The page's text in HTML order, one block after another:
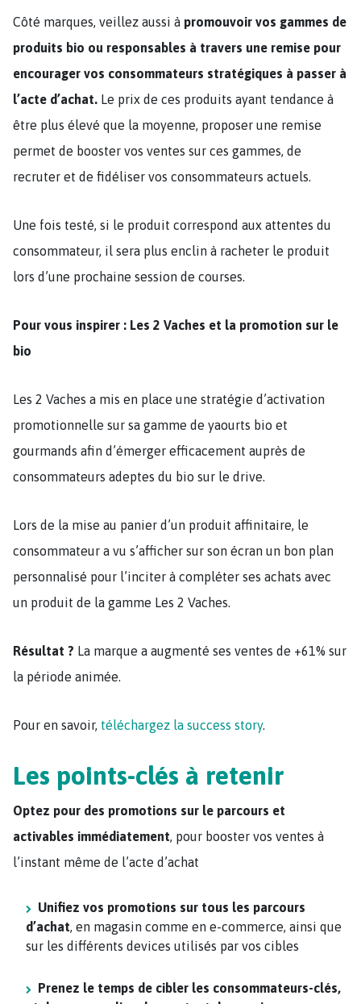
Côté marques, veillez aussi à promouvoir vos gammes de
produits bio ou responsables à travers une remise pour
encourager vos consommateurs stratégiques à passer à
l’acte d’achat. Le prix de ces produits ayant tendance à
être plus élevé que la moyenne, proposer une remise
permet de booster vos ventes sur ces gammes, de
recruter et de fidéliser vos consommateurs actuels.
Une fois testé, si le produit correspond aux attentes du
consommateur, il sera plus enclin à racheter le produit
lors d’une prochaine session de courses.
Pour vous inspirer : Les 2 Vaches et la promotion sur le
bio
Les 2 Vaches a mis en place une stratégie d’activation
promotionnelle sur sa gamme de yaourts bio et
gourmands afin d’émerger efficacement auprès de
consommateurs adeptes du bio sur le drive.
Lors de la mise au panier d’un produit affinitaire, le
consommateur a vu s’afficher sur son écran un bon plan
personnalisé pour l’inciter à compléter ses achats avec
un produit de la gamme Les 2 Vaches.
Résultat ? La marque a augmenté ses ventes de +61% sur
la période animée.
Pour en savoir, téléchargez la success story.
Les points-clés à retenir
Optez pour des promotions sur le parcours et
activables immédiatement, pour booster vos ventes à
l’instant même de l’acte d’achat
Unifiez vos promotions sur tous les parcours
d’achat, en magasin comme en e-commerce, ainsi que
sur les différents devices utilisés par vos cibles
Prenez le temps de cibler les consommateurs-clés,